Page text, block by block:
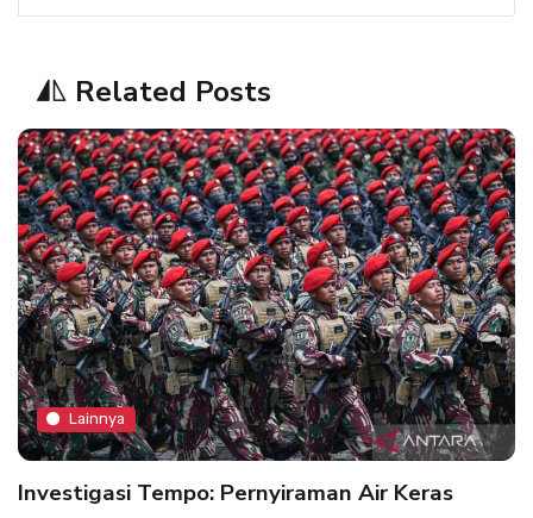
Related Posts
Lainnya
Investigasi Tempo: Pernyiraman Air Keras